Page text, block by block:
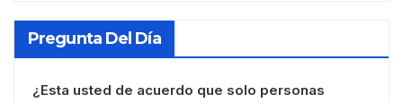
Pregunta Del Día
¿Esta usted de acuerdo que solo personas